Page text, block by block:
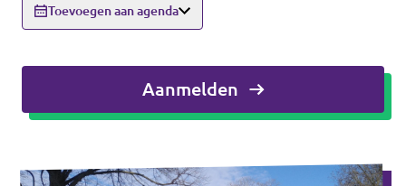
Volt Zwolle
Agenda
Toevoegen aan agenda
Aanmelden